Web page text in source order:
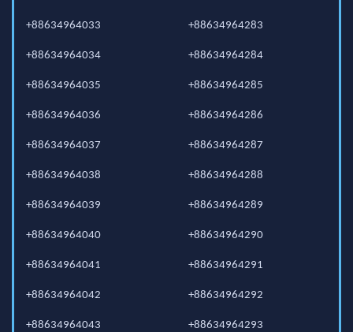
+88634964033
+88634964034
+88634964035
+88634964036
+88634964037
+88634964038
+88634964039
+88634964040
+88634964041
+88634964042
+88634964043
+88634964283
+88634964284
+88634964285
+88634964286
+88634964287
+88634964288
+88634964289
+88634964290
+88634964291
+88634964292
+88634964293